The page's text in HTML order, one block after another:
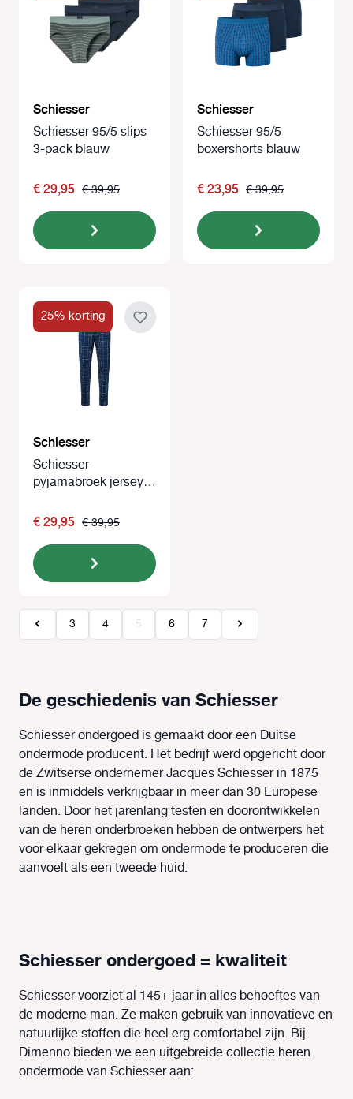
Schiesser
Schiesser 95/5 slips
3-pack blauw
€ 29,95 € 39,95
Schiesser
Schiesser 95/5
boxershorts blauw
€ 23,95 € 39,95
25% korting
Schiesser
Schiesser
pyjamabroek jersey
€ 29,95 € 39,95
Pagina
3 Pagina
4 Pagina
5 Pagina
6 Pagina
7
De geschiedenis van Schiesser
Schiesser ondergoed is gemaakt door een Duitse
ondermode producent. Het bedrijf werd opgericht door
de Zwitserse ondernemer Jacques Schiesser in 1875
en is inmiddels verkrijgbaar in meer dan 30 Europese
landen. Door het jarenlang testen en doorontwikkelen
van de heren onderbroeken hebben de ontwerpers het
voor elkaar gekregen om ondermode te produceren die
aanvoelt als een tweede huid.
Schiesser ondergoed = kwaliteit
Schiesser voorziet al 145+ jaar in alles behoeftes van
de moderne man. Ze maken gebruik van innovatieve en
natuurlijke stoffen die heel erg comfortabel zijn. Bij
Dimenno bieden we een uitgebreide collectie heren
ondermode van Schiesser aan: